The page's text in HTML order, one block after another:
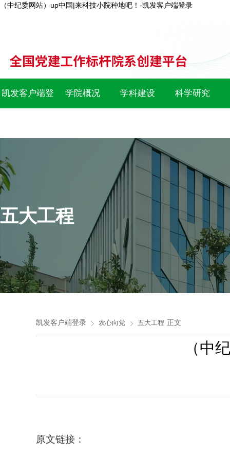
（中纪委网站）up中国|来科技小院种地吧！-凯发客户端登录
凯发客户端登 学院概况 学科建设 科学研究
五大工程
凯发客户端登录 农心向党 五大工程 正文
（中
原文链接：